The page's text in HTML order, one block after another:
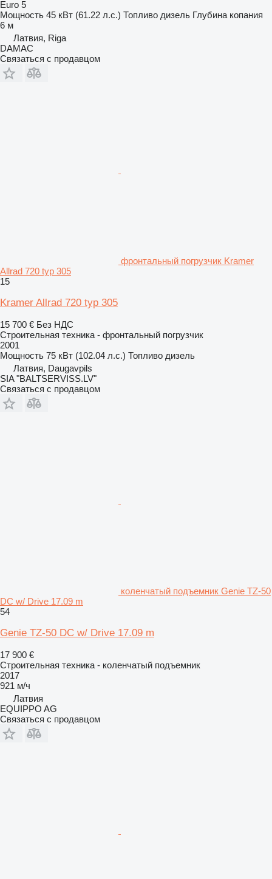
Euro 5
Мощность 45 кВт (61.22 л.с.) Топливо дизель Глубина копания
6 м
Латвия, Riga
DAMAC
Связаться с продавцом
фронтальный погрузчик Kramer
Allrad 720 typ 305
15
Kramer Allrad 720 typ 305
15 700 € Без НДС
Строительная техника - фронтальный погрузчик
2001
Мощность 75 кВт (102.04 л.с.) Топливо дизель
Латвия, Daugavpils
SIA "BALTSERVISS.LV"
Связаться с продавцом
коленчатый подъемник Genie TZ-50
DC w/ Drive 17.09 m
54
Genie TZ-50 DC w/ Drive 17.09 m
17 900 €
Строительная техника - коленчатый подъемник
2017
921 м/ч
Латвия
EQUIPPO AG
Связаться с продавцом